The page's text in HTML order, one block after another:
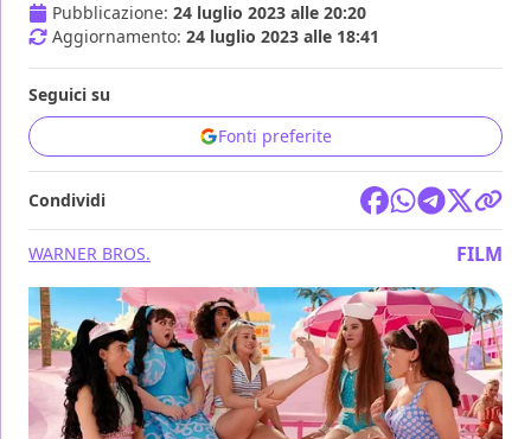
Pubblicazione: 24 luglio 2023 alle 20:20
Aggiornamento: 24 luglio 2023 alle 18:41
Seguici su
Fonti preferite
Condividi
WARNER BROS. FILM